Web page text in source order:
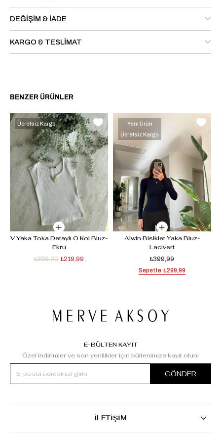
DEĞIŞIM & İADE
KARGO & TESLIMAT
BENZER ÜRÜNLER
V Yaka Toka Detaylı O Kol Bluz-
Ekru
₺219,99
₺399,99
Ücretsiz Kargo
Alwin Bisiklet Yaka Bluz-
Lacivert
₺399,99
Sepette ₺299,99
Yeni Ürün
Ücretsiz Kargo
E-BÜLTEN KAYIT
Özel indirimler ve son yenilikler için bültenimize kayıt olun!
GÖNDER
İLETİŞİM